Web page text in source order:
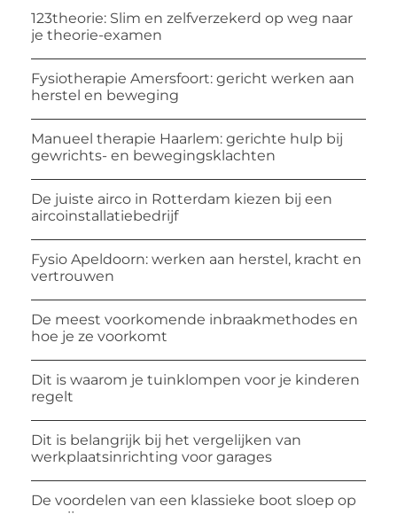
123theorie: Slim en zelfverzekerd op weg naar
je theorie-examen
Fysiotherapie Amersfoort: gericht werken aan
herstel en beweging
Manueel therapie Haarlem: gerichte hulp bij
gewrichts- en bewegingsklachten
De juiste airco in Rotterdam kiezen bij een
aircoinstallatiebedrijf
Fysio Apeldoorn: werken aan herstel, kracht en
vertrouwen
De meest voorkomende inbraakmethodes en
hoe je ze voorkomt
Dit is waarom je tuinklompen voor je kinderen
regelt
Dit is belangrijk bij het vergelijken van
werkplaatsinrichting voor garages
De voordelen van een klassieke boot sloep op